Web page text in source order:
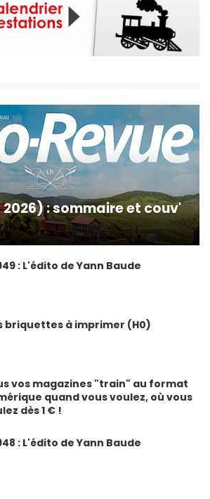
2026) : sommaire et couv'
: L'édito de Yann Baude
briquettes à imprimer (H0)
vos magazines "train" au format
quand vous voulez, où vous
dès 1 € !
: L'édito de Yann Baude